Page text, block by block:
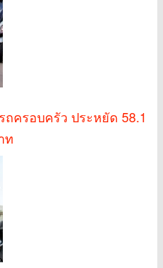
ถครอบครัว ประหยัด 58.1
ท